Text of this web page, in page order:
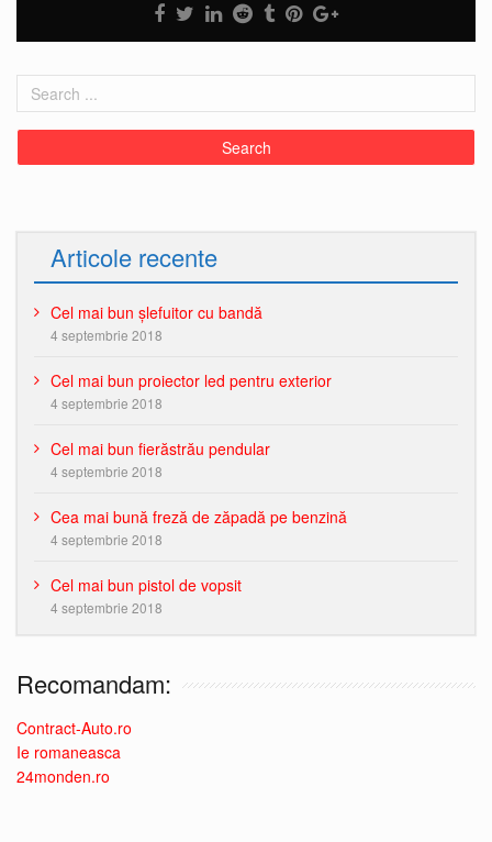
Articole recente
Cel mai bun șlefuitor cu bandă
4 septembrie 2018
Cel mai bun proiector led pentru exterior
4 septembrie 2018
Cel mai bun fierăstrău pendular
4 septembrie 2018
Cea mai bună freză de zăpadă pe benzină
4 septembrie 2018
Cel mai bun pistol de vopsit
4 septembrie 2018
Recomandam:
Contract-Auto.ro
Ie romaneasca
24monden.ro